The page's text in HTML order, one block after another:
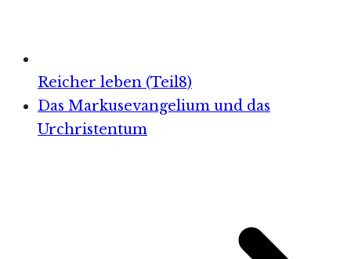
Reicher leben (Teil8)
Das Markusevangelium und das
Urchristentum